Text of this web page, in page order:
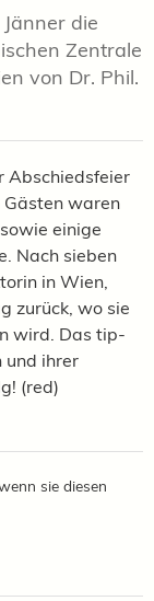
die
Zentrale
von Dr. Phil.
Abschiedsfeier
Gästen waren
einige
Nach sieben
in Wien,
zurück, wo sie
wird. Das tip-
und ihrer
(red)
sie diesen